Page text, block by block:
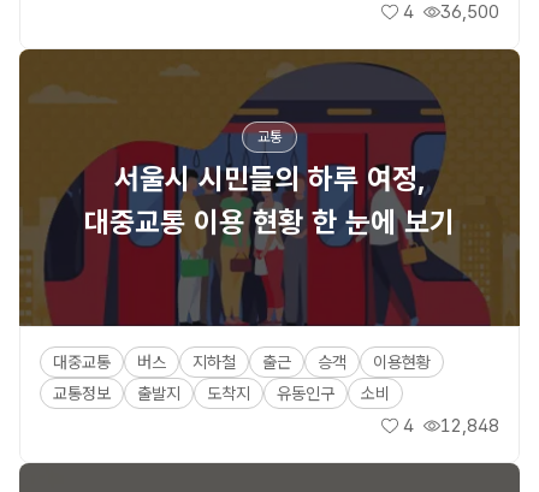
좋아요
4 조회수
36,500
교통
서울시 시민들의 하루 여정,
대중교통 이용 현황 한 눈에 보기
대중교통 버스 지하철 출근 승객
이용현황
교통정보
출발지 도착지 유동인구 소비
좋아요
4 조회수
12,848